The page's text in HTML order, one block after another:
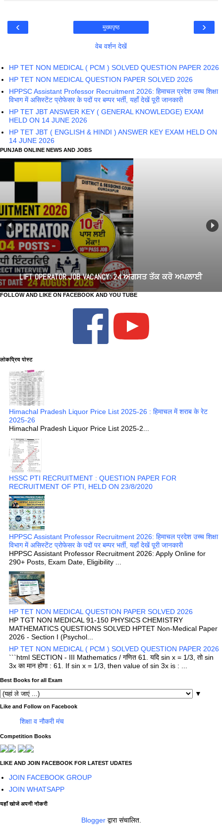
‹ ›
मुख्यपृष्ठ
वेब वर्शन देखें
HP TET NON MEDICAL ( PCM ) SOLVED QUESTION PAPER 2026
HP TET NON MEDICAL QUESTION PAPER SOLVED 2026
HPPSC Assistant Professor Recruitment 2026: हिमाचल प्रदेश उच्च शिक्षा
विभाग में असिस्टेंट प्रोफेसर के पदों पर बम्पर भर्ती, यहाँ देखें पूरी जानकारी
HP TET JBT ANSWER KEY ( GENERAL KNOWLEDGE) EXAM
HELD ON 14 JUNE 2026
HP TET JBT ( ENGLISH & HINDI ) ANSWER KEY EXAM HELD ON
14 JUNE 2026
PUNJAB ONLINE NEWS AND JOBS
LIFT OPERATOR JOB VACANCY: 24 ਅਗਸਤ ਤੱਕ ਕਰੋ ਅਪਲਾਈ
FOLLOW AND LIKE ON FACEBOOK AND YOU TUBE
लोकप्रिय पोस्ट
Himachal Pradesh Liquor Price List 2025-26 : हिमाचल में शराब के रेट
2025-26
Himachal Pradesh Liquor Price List 2025-2...
HSSC PTI RECRUITMENT : QUESTION PAPER FOR
RECRUITMENT OF PTI, HELD ON 23/8/2020
HPPSC Assistant Professor Recruitment 2026: हिमाचल प्रदेश उच्च शिक्षा
विभाग में असिस्टेंट प्रोफेसर के पदों पर बम्पर भर्ती, यहाँ देखें पूरी जानकारी
HPPSC Assistant Professor Recruitment 2026: Apply Online for
290+ Posts, Exam Date, Eligibility ...
HP TET NON MEDICAL QUESTION PAPER SOLVED 2026
HP TGT NON MEDICAL 91-150 PHYSICS CHEMISTRY
MATHEMATICS QUESTIONS SOLVED HPTET Non-Medical Paper
2026 - Section I (Psychol...
HP TET NON MEDICAL ( PCM ) SOLVED QUESTION PAPER 2026
```html SECTION - III Mathematics / गणित 61. यदि sin x = 1/3, तो sin
3x का मान होगा : 61. If sin x = 1/3, then value of sin 3x is : ...
Best Books for all Exam
▼
Like and Follow on Facebook
शिक्षा व नौकरी मंच
Competition Books
LIKE AND JOIN FACEBOOK FOR LATEST UDATES
JOIN FACEBOOK GROUP
JOIN WHATSAPP
यहाँ खोजें अपनी नौकरी
Bloggerद्वारा संचालित.